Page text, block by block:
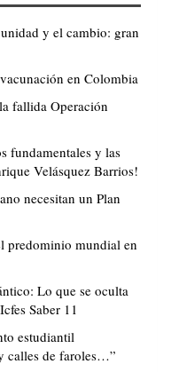
y el cambio: gran
en Colombia
fallida Operación
fundamentales y las
Velásquez Barrios!
necesitan un Plan
predominio mundial en
Lo que se oculta
Saber 11
estudiantil
calles de faroles…”